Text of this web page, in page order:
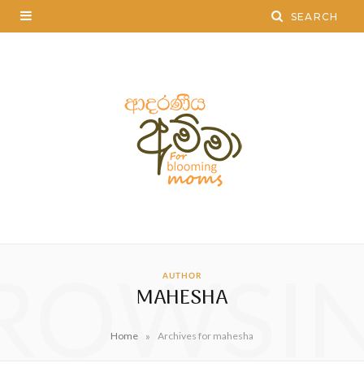
AUTHOR
MAHESHA
Home » Archives for mahesha